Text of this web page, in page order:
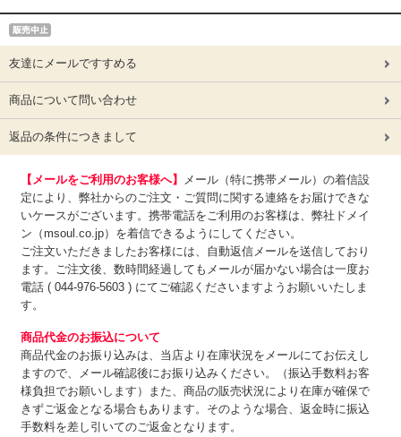
友達にメールですすめる
商品について問い合わせ
返品の条件につきまして
【メールをご利用のお客様へ】
メール（特に携帯メール）の着信設
定により、弊社からのご注文・ご質問に関する連絡をお届けできな
いケースがございます。携帯電話をご利用のお客様は、弊社ドメイ
ン（msoul.co.jp）を着信できるようにしてください。
ご注文いただきましたお客様には、自動返信メールを送信しており
ます。ご注文後、数時間経過してもメールが届かない場合は一度お
電話 ( 044-976-5603 ) にてご確認くださいますようお願いいたしま
す。
商品代金のお振込について
商品代金のお振り込みは、 当店より在庫状況をメールにてお伝えし
ますので、メール確認後にお振り込みください。（振込手数料お客
様負担でお願いします）また、商品の販売状況により在庫が確保で
きずご返金となる場合もあります。そのような場合、返金時に振込
手数料を差し引いてのご返金となります。